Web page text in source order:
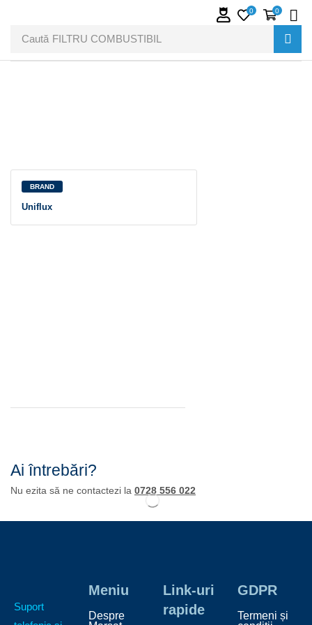
Caută FILTRU COMBUSTIBIL
0 0
BRAND
Uniflux
Ai întrebări?
Nu ezita să ne contactezi la 0728 556 022
Suport
Meniu
Despre
Link-uri
rapide
GDPR
Termeni și